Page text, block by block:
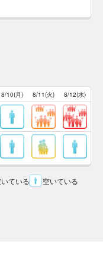
8/10(月) 8/11(火) 8/12(水)
ている
空いている